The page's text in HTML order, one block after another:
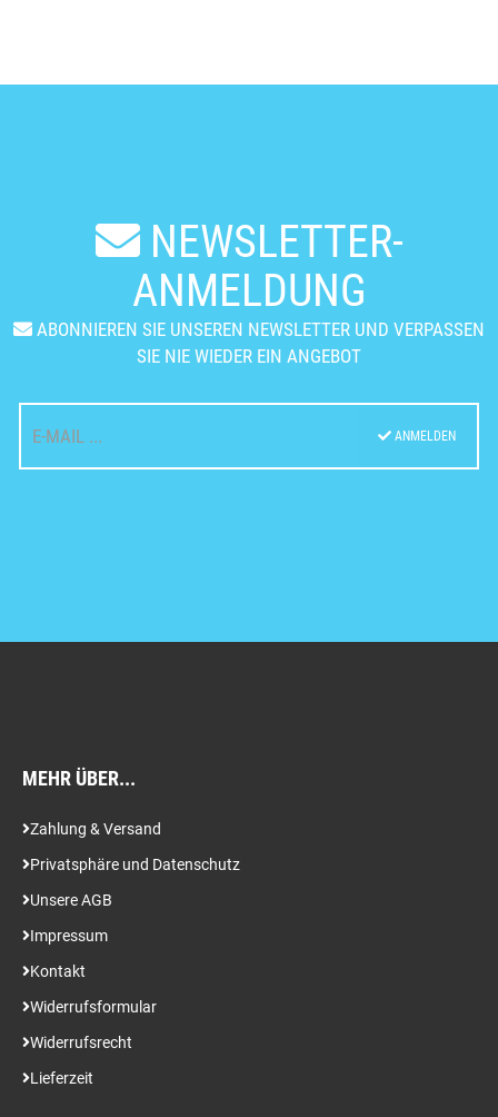
NEWSLETTER-
ANMELDUNG
ABONNIEREN SIE UNSEREN NEWSLETTER UND VERPASSEN
SIE NIE WIEDER EIN ANGEBOT
ANMELDEN
MEHR ÜBER...
Zahlung & Versand
Privatsphäre und Datenschutz
Unsere AGB
Impressum
Kontakt
Widerrufsformular
Widerrufsrecht
Lieferzeit